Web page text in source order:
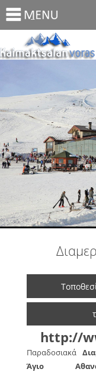
_
http://
Παραδοσιακά
Άγιο